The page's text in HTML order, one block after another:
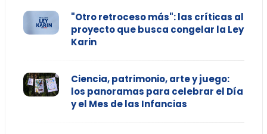
"Otro retroceso más": las críticas al
proyecto que busca congelar la Ley
Karin
Ciencia, patrimonio, arte y juego:
los panoramas para celebrar el Día
y el Mes de las Infancias